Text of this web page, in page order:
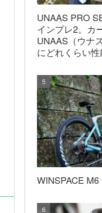
UNAAS PRO
インプレ2。カ
UNAAS（ウナ
にどれくらい
WINSPACE